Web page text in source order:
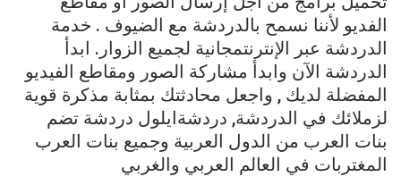
الفديو لأننا نسمح بالدردشة مع الضيوف . خدمة
الدردشة عبر الإنترنتمجانية لجميع الزوار . ابدأ
الدردشة الآن وابدأ مشاركة الصور ومقاطع الفيديو
المفضلة لديك , واجعل محادثتك بمثابة مذكرة قوية
لزملائك في الدردشة, دردشةايلول دردشة تضم
بنات العرب من الدول العربية وجميع بنات العرب
المغتربات في العالم العربي والغربي